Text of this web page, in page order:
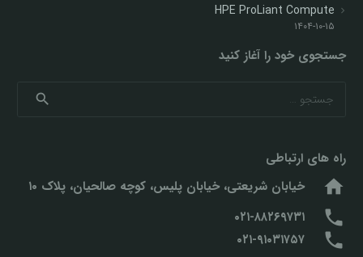
HPE ProLiant Compute
۱۴۰۴-۱۰-۱۵
جستجوی خود را آغاز کنید
راه های ارتباطی
home خیابان شریعتی، خیابان پلیس، کوچه صالحیان، پلاک ۱۰
phone ۰۲۱-۸۸۲۶۹۷۳۱
phone ۰۲۱-۹۱۰۳۱۷۵۷